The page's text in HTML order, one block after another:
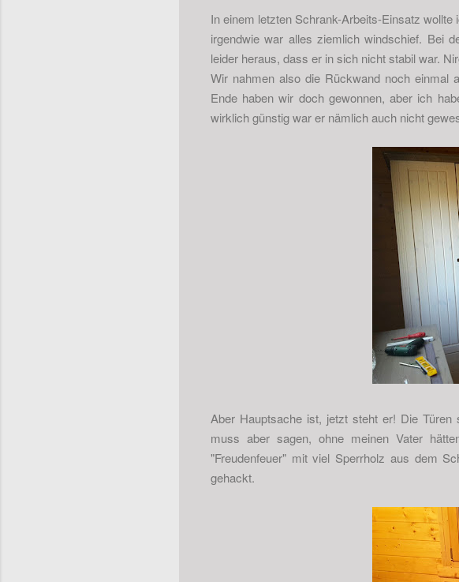
In einem letzten Schrank-Arbeits-Einsatz
irgendwie war alles ziemlich windschief. Bei
leider heraus, dass er in sich nicht stabil war.
Wir nahmen also die Rückwand noch einmal
Ende haben wir doch gewonnen, aber ich
wirklich günstig war er nämlich auch nicht
Aber Hauptsache ist, jetzt steht er! Die Türen
muss aber sagen, ohne meinen Vater
"Freudenfeuer" mit viel Sperrholz aus dem
gehackt.